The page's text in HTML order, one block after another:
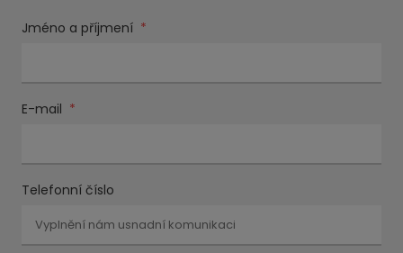
Jméno a příjmení *
E-mail *
Telefonní číslo